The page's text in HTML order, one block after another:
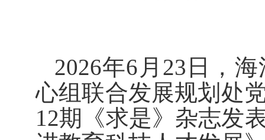
2026年6 月 23 日，
心组联合发展规划处
12期《求是》杂志发